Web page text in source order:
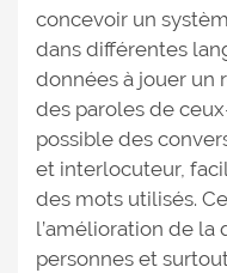
concevoir un
dans différentes
données à jouer un
des paroles de
possible des
et interlocuteur,
des mots utilisés.
l’amélioration de la
personnes et